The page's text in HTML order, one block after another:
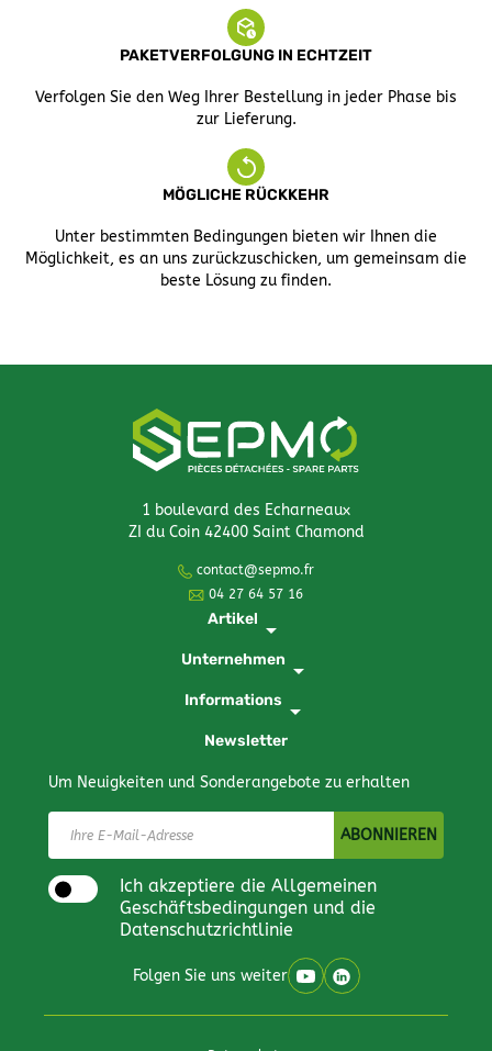
PAKETVERFOLGUNG IN ECHTZEIT
Verfolgen Sie den Weg Ihrer Bestellung in jeder Phase bis
zur Lieferung.
MÖGLICHE RÜCKKEHR
Unter bestimmten Bedingungen bieten wir Ihnen die
Möglichkeit, es an uns zurückzuschicken, um gemeinsam die
beste Lösung zu finden.
1 boulevard des Echarneaux
ZI du Coin 42400 Saint Chamond
contact@sepmo.fr
04 27 64 57 16
Artikel arrow_drop_down
Unternehmen arrow_drop_down
Informations arrow_drop_down
Newsletter
Um Neuigkeiten und Sonderangebote zu erhalten
Ich akzeptiere die Allgemeinen
Geschäftsbedingungen und die
Datenschutzrichtlinie
Folgen Sie uns weiter